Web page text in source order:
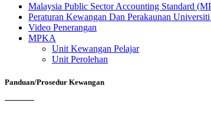
Malaysia Public Sector Accounting Standard
Peraturan Kewangan Dan Perakaunan
Video Penerangan
MPKA
Unit Kewangan Pelajar
Unit Perolehan
Panduan/Prosedur Kewangan